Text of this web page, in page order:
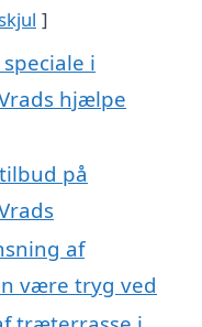
i
hjælpe
på
af
være tryg ved